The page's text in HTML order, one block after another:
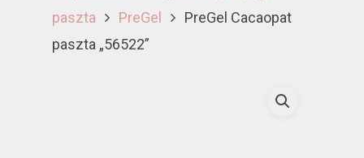
paszta
PreGel
PreGel Cacaopat
paszta „56522”